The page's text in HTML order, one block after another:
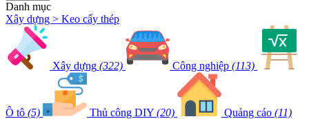
Danh mục
Xây dựng > Keo cấy thép
Xây dựng (322) Công nghiệp (113)
Ô tô (5) Thủ công DIY (20) Quảng cáo (11)